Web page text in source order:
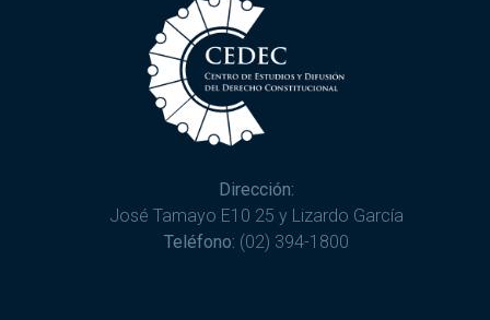
Dirección:
José Tamayo E10 25 y Lizardo García
Teléfono: (02) 394-1800